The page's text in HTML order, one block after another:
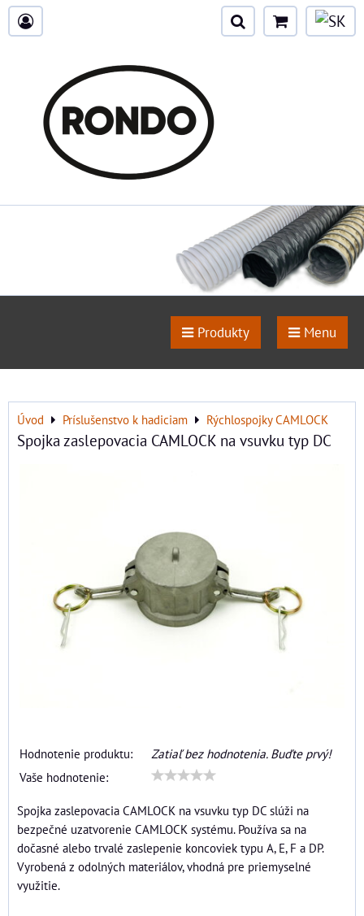
Produkty Menu
Úvod Príslušenstvo k hadiciam Rýchlospojky CAMLOCK
Spojka zaslepovacia CAMLOCK na vsuvku typ DC
Hodnotenie produktu:
Zatiaľ bez hodnotenia. Buďte prvý!
Vaše hodnotenie:
Spojka zaslepovacia CAMLOCK na vsuvku typ DC slúži na
bezpečné uzatvorenie CAMLOCK systému. Používa sa na
dočasné alebo trvalé zaslepenie koncoviek typu A, E, F a DP.
Vyrobená z odolných materiálov, vhodná pre priemyselné
využitie.